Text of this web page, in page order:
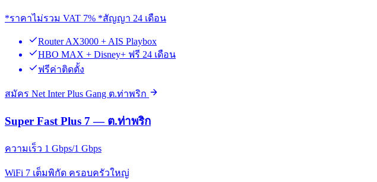
*ราคาไม่รวม VAT 7% *สัญญา 24 เดือน
Router AX3000 + AIS Playbox
HBO MAX + Disney+ ฟรี 24 เดือน
ฟรีค่าติดตั้ง
สมัคร Net Inter Plus Gang ต.ท่าพริก
Super Fast Plus 7 — ต.ท่าพริก
ความเร็ว 1 Gbps/1 Gbps
WiFi 7 เต็มพิกัด ครอบครัวใหญ่